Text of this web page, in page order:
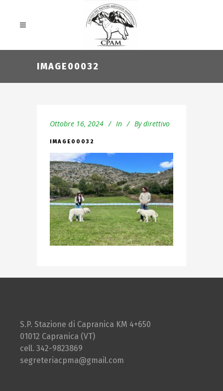
IMAGE00032
Ottobre 16, 2024 In By direttivo
IMAGE00032
S.P. Stazione di Capranica KM 4+650
01012 Capranica (VT)
cell. 342-9823869
segreteriacpma@gmail.com